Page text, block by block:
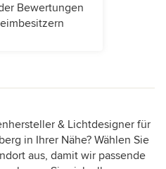
Bewertungen
& Lichtdesigner für
in Ihrer Nähe? Wählen Sie
aus, damit wir passende